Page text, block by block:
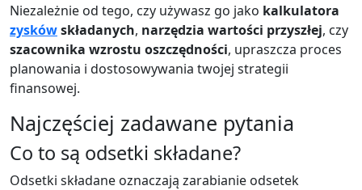
Niezależnie od tego, czy używasz go jako kalkulatora
zyskówskładanych, narzędzia wartości przyszłej, czy
szacownika wzrostu oszczędności, upraszcza proces
planowania i dostosowywania twojej strategii
finansowej.
Najczęściej zadawane pytania
Co to są odsetki składane?
Odsetki składane oznaczają zarabianie odsetek